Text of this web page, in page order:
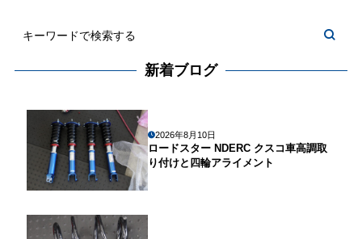
新着ブログ
2026年8月10日
ロードスター NDERC クスコ車高調取
り付けと四輪アライメント